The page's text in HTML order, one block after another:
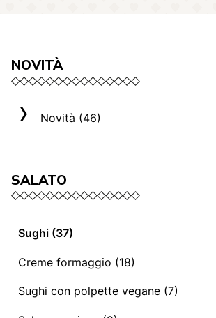
NOVITÀ
Novità (46)
SALATO
Sughi (37)
Sughi e ragù vegani (13)
Mediterranei (3)
Sughi e ragù (14)
Creme formaggio (18)
La selezione Roma (3)
Sughi con polpette vegane (7)